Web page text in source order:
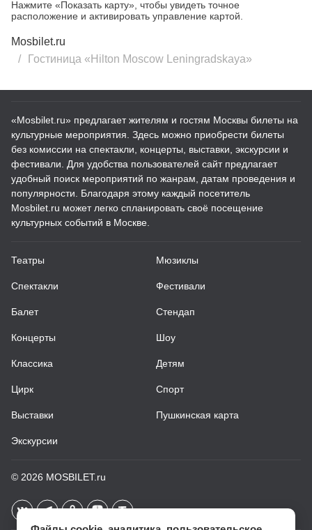
Нажмите «Показать карту», чтобы увидеть точное
расположение и активировать управление картой.
Mosbilet.ru
Гостиница «Hilton Moscow Leningradskaya»
«Mosbilet.ru» предлагает жителям и гостям Москвы билеты на
культурные мероприятия. Здесь можно приобрести билеты
без комиссии на спектакли, концерты, выставки, экскурсии и
фестивали. Для удобства пользователей сайт предлагает
удобный поиск мероприятий по жанрам, датам проведения и
популярности. Благодаря этому каждый посетитель
Mosbilet.ru может легко спланировать своё посещение
культурных событий в Москве.
Театры
Спектакли
Балет
Концерты
Классика
Цирк
Выставки
Экскурсии
Мюзиклы
Фестивали
Стендап
Шоу
Детям
Спорт
Пушкинская карта
© 2026 MOSBILET.ru